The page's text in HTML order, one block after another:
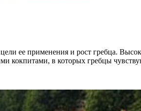
цели ее применения и рост гребца.
кокпитами, в которых гребцы